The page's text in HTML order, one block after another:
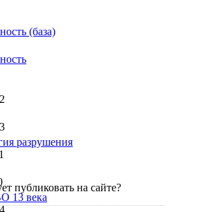
(база)
разрушения
13 века
публиковать на сайте?